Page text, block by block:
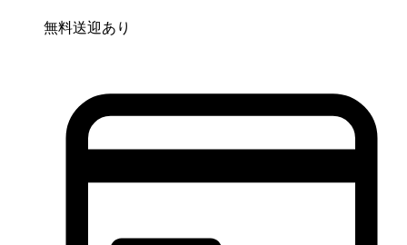
無料送迎あり